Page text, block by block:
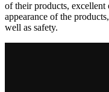
of their products, excellent
appearance of the
well as safety.